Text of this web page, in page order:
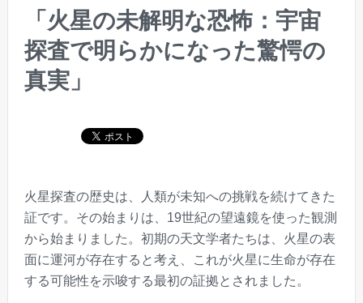
「火星の未解明な恐怖：宇宙
探査で明らかになった驚愕の
真実」
火星探査の歴史は、人類が未知への挑戦を続けてきた
証です。その始まりは、19世紀の望遠鏡を使った観測
から始まりました。初期の天文学者たちは、火星の表
面に運河が存在すると考え、これが火星に生命が存在
する可能性を示唆する最初の証拠とされました。